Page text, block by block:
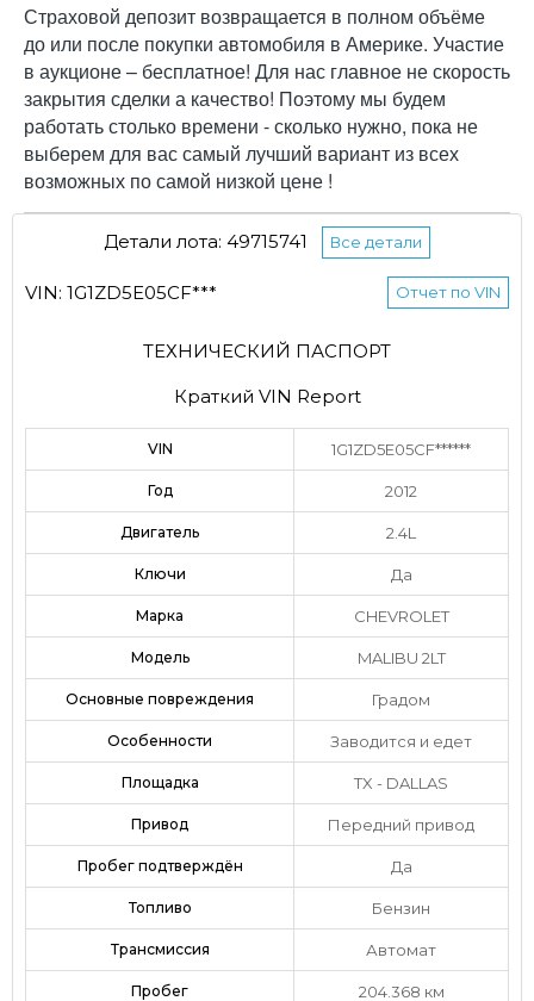
Страховой депозит возвращается в полном объёме
до или после покупки автомобиля в Америке. Участие
в аукционе – бесплатное! Для нас главное не скорость
закрытия сделки а качество! Поэтому мы будем
работать столько времени - сколько нужно, пока не
выберем для вас самый лучший вариант из всех
возможных по самой низкой цене !
Детали лота: 49715741 Все детали
VIN: 1G1ZD5E05CF*** Отчет по VIN
ТЕХНИЧЕСКИЙ ПАСПОРТ
Краткий VIN Report
VIN 1G1ZD5E05CF******
Год 2012
Двигатель 2.4L
Ключи Да
Марка CHEVROLET
Модель MALIBU 2LT
Основные повреждения Градом
Особенности Заводится и едет
Площадка TX - DALLAS
Привод Передний привод
Пробег подтверждён Да
Топливо Бензин
Трансмиссия Автомат
Пробег 204.368 км